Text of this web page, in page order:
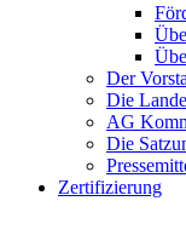
Der
Die
AG
Die
Zertifizierung